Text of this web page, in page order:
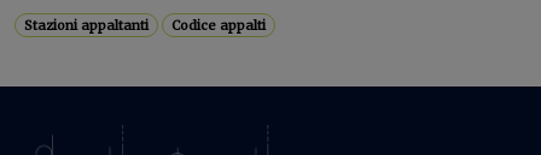
Stazioni appaltanti Codice appalti